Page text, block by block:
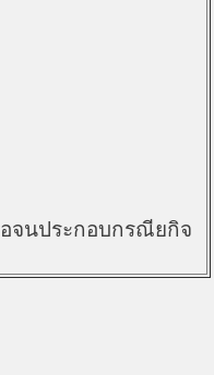
จนประกอบกรณียกิจ